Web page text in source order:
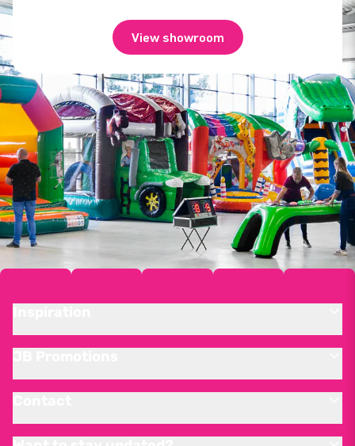
View showroom